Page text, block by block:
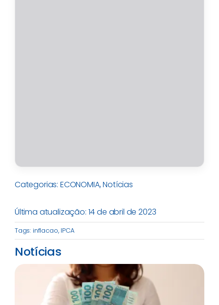
Categorias: ECONOMIA,Notícias
Última atualização: 14 de abril de 2023
Tags: inflacao, IPCA
Notícias